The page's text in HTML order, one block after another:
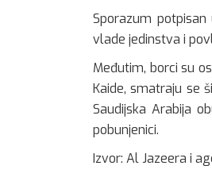
Sporazum
vlade jedinstva i
Međutim, borci su
Kaide, smatraju se
Saudijska Arabija
pobunjenici.
Izvor: Al Jazeera i